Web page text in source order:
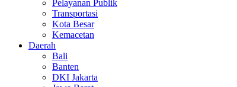
Pelayanan Publik
Transportasi
Kota Besar
Kemacetan
Daerah
Bali
Banten
DKI Jakarta